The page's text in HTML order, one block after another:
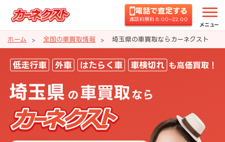
電話で査定する
通話料無料 8:00~22:00
メニュー
ホーム 全国の車買取情報 埼玉県の車買取ならカーネクスト
埼玉県の車買取ならカーネクスト
低走行車 外車 はたらく車 車検切れ も高価買取！
埼玉県 の 車買取 なら